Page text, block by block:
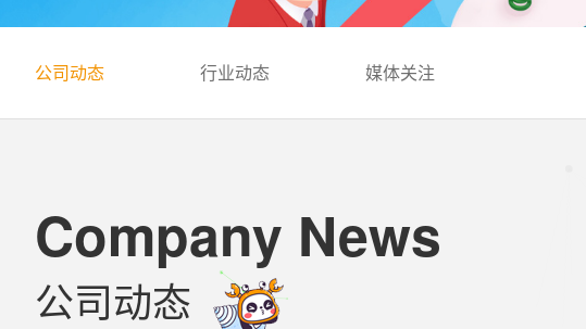
公司动态 行业动态 媒体关注
Company News
公司动态